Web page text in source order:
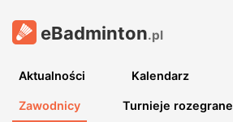
eBadminton.pl
Aktualności Kalendarz
Zawodnicy Turnieje rozegrane